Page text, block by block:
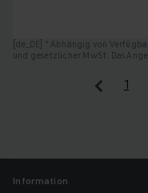
[de_DE] * Abhängig von
und gesetzlicher MwSt. Das
1
Information